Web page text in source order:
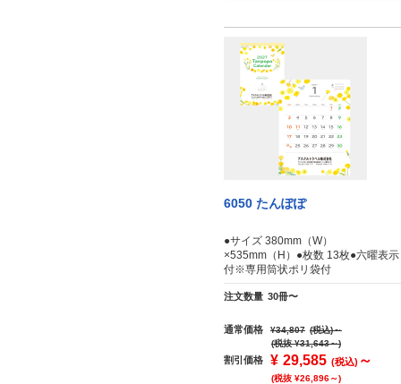
6050 たんぽぽ
●サイズ 380mm（W）
×535mm（H）●枚数 13枚●六曜表示
付※専用筒状ポリ袋付
注文数量 30冊〜
通常価格 ¥34,807 (税込)～
(税抜 ¥31,643～)
割引価格 ¥ 29,585 (税込) ～
(税抜 ¥26,896～)